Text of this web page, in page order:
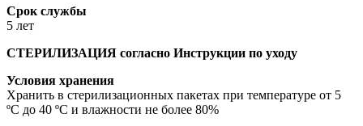
Срок службы
5 лет
СТЕРИЛИЗАЦИЯ согласно Инструкции по уходу
Условия хранения
Хранить в стерилизационных пакетах при температуре от 5
ºС до 40 ºС и влажности не более 80%